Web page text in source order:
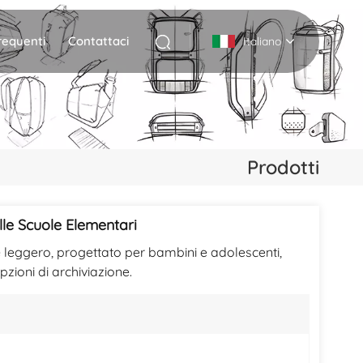
Contattaci Italiano
English
Italiano
Español
Prodotti
Scuole Elementari
leggero, progettato per bambini e adolescenti,
di archiviazione.